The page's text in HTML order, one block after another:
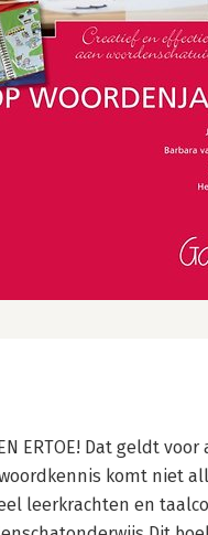
ERTOE! Dat geldt
komt niet
leerkrachten en